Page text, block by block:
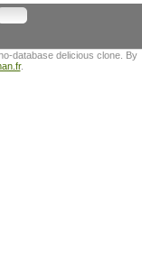
database delicious clone. By
.